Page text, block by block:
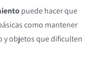
puede hacer que
como mantener
y objetos que dificulten